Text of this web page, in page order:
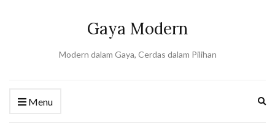
Gaya Modern
Modern dalam Gaya, Cerdas dalam Pilihan
Menu